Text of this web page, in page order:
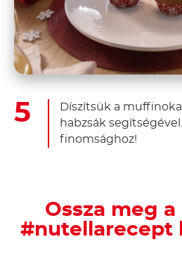
Díszítsük a
habzsák
finomsághoz!
Ossza meg
#nutellarecept